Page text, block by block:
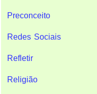
Preconceito
Redes Sociais
Refletir
Religião